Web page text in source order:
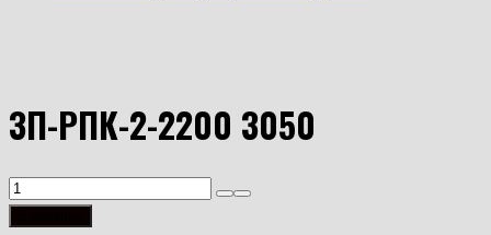
ЗП-РПК-2-2200 3050
Количество
товара